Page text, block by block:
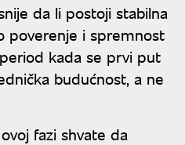
da li postoji stabilna
poverenje i spremnost
kada se prvi put
budućnost, a ne
fazi shvate da